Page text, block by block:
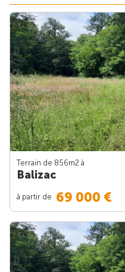
Terrain de 856m2 à
Balizac
à partir de 69 000 €